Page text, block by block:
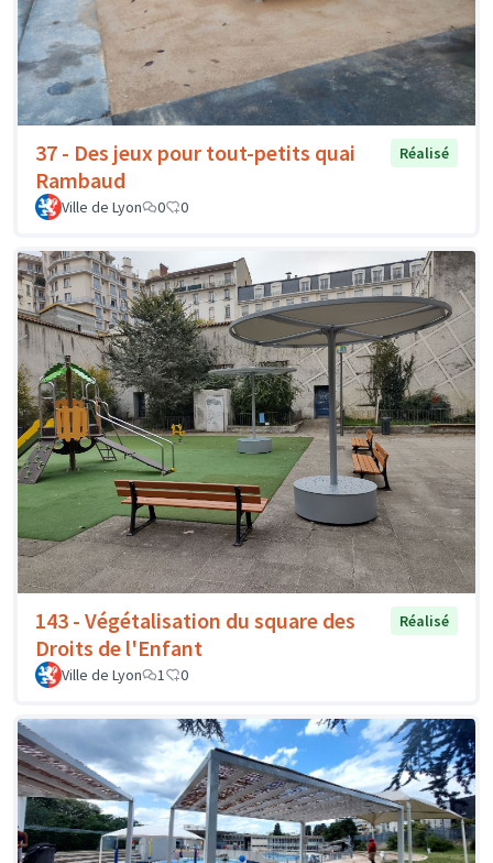
37 - Des jeux pour tout-petits quai
Rambaud
Réalisé
Ville de Lyon 0 0
143 - Végétalisation du square des
Droits de l'Enfant
Réalisé
Ville de Lyon 1 0